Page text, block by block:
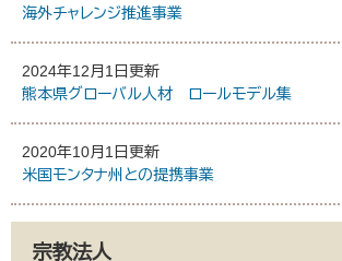
海外チャレンジ推進事業
2024年12月1日更新
熊本県グローバル人材 ロールモデル集
2020年10月1日更新
米国モンタナ州との提携事業
宗教法人